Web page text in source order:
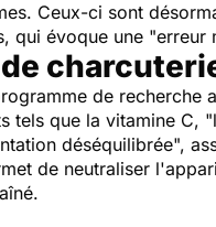
Ceux-ci sont
qui évoque une "erreur
de recherche
tels que la vitamine C, "
déséquilibrée",
de neutraliser
.